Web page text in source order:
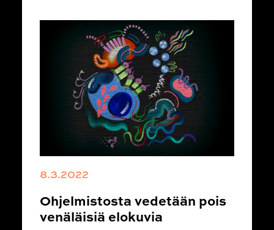
8.3.2022
Ohjelmistosta vedetään pois
venäläisiä elokuvia